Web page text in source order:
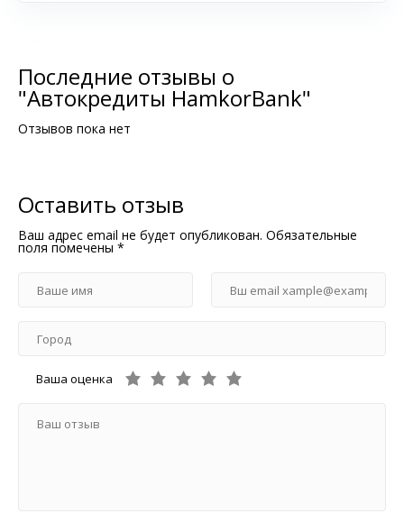
Последние отзывы о
"Автокредиты HamkorBank"
Отзывов пока нет
Оставить отзыв
Ваш адрес email не будет опубликован. Обязательные
поля помечены *
Ваша оценка